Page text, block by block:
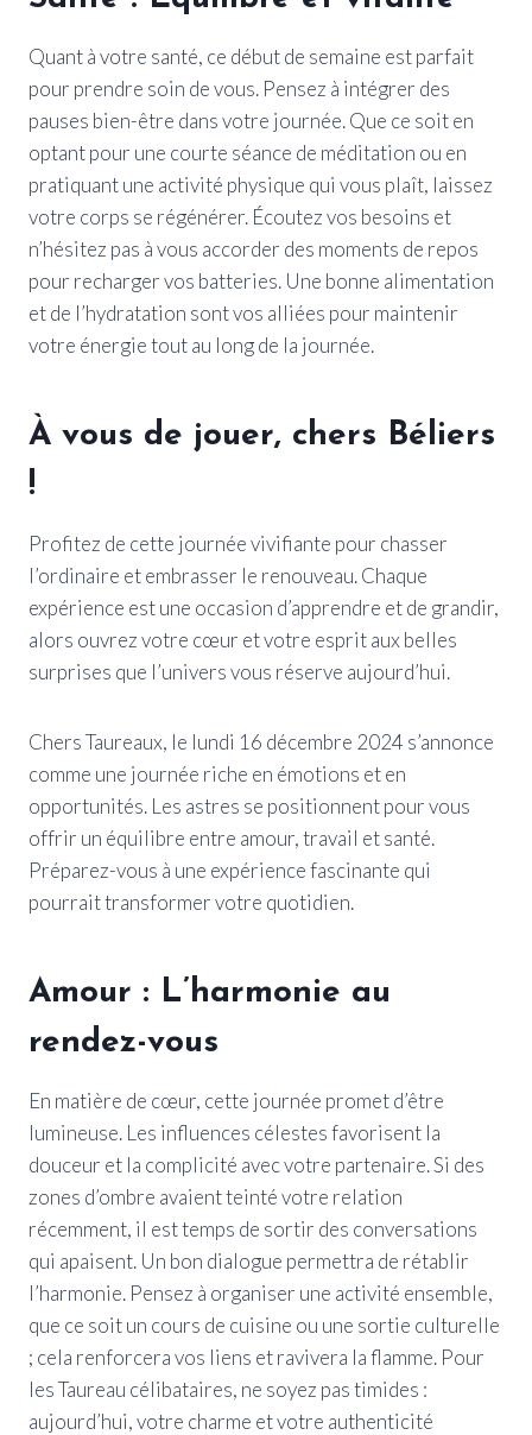
Quant à votre santé, ce début de semaine est parfait
pour prendre soin de vous. Pensez à intégrer des
pauses bien-être dans votre journée. Que ce soit en
optant pour une courte séance de méditation ou en
pratiquant une activité physique qui vous plaît, laissez
votre corps se régénérer. Écoutez vos besoins et
n’hésitez pas à vous accorder des moments de repos
pour recharger vos batteries. Une bonne alimentation
et de l’hydratation sont vos alliées pour maintenir
votre énergie tout au long de la journée.
À vous de jouer, chers Béliers
!
Profitez de cette journée vivifiante pour chasser
l’ordinaire et embrasser le renouveau. Chaque
expérience est une occasion d’apprendre et de grandir,
alors ouvrez votre cœur et votre esprit aux belles
surprises que l’univers vous réserve aujourd’hui.
Chers Taureaux, le lundi 16 décembre 2024 s’annonce
comme une journée riche en émotions et en
opportunités. Les astres se positionnent pour vous
offrir un équilibre entre amour, travail et santé.
Préparez-vous à une expérience fascinante qui
pourrait transformer votre quotidien.
Amour : L’harmonie au
rendez-vous
En matière de cœur, cette journée promet d’être
lumineuse. Les influences célestes favorisent la
douceur et la complicité avec votre partenaire. Si des
zones d’ombre avaient teinté votre relation
récemment, il est temps de sortir des conversations
qui apaisent. Un bon dialogue permettra de rétablir
l’harmonie. Pensez à organiser une activité ensemble,
que ce soit un cours de cuisine ou une sortie culturelle
; cela renforcera vos liens et ravivera la flamme. Pour
les Taureau célibataires, ne soyez pas timides :
aujourd’hui, votre charme et votre authenticité